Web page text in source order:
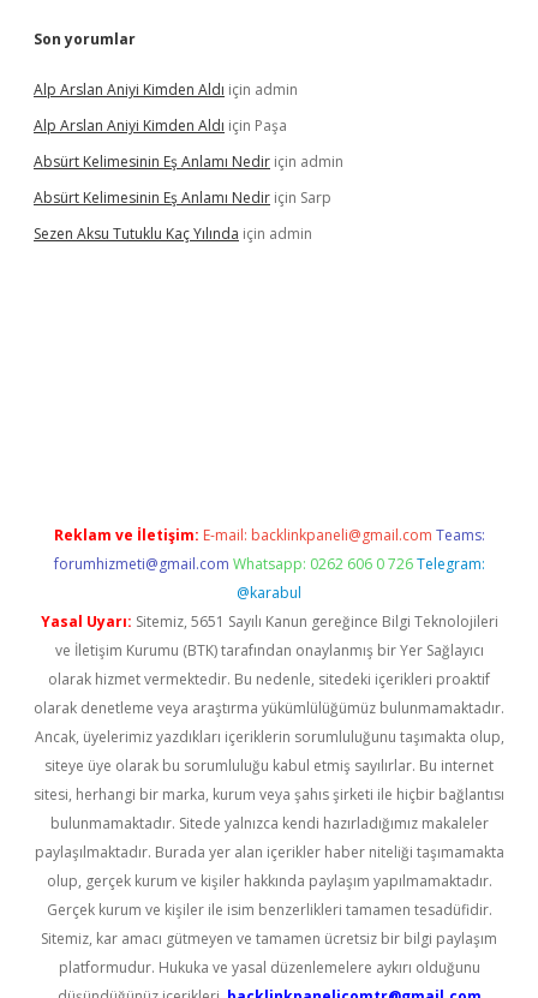
Son yorumlar
Alp Arslan Aniyi Kimden Aldı için admin
Alp Arslan Aniyi Kimden Aldı için Paşa
Absürt Kelimesinin Eş Anlamı Nedir için admin
Absürt Kelimesinin Eş Anlamı Nedir için Sarp
Sezen Aksu Tutuklu Kaç Yılında için admin
Reklam ve İletişim: E-mail: backlinkpaneli@gmail.com Teams:
forumhizmeti@gmail.com Whatsapp: 0262 606 0 726 Telegram:
@karabul
Yasal Uyarı: Sitemiz, 5651 Sayılı Kanun gereğince Bilgi Teknolojileri
ve İletişim Kurumu (BTK) tarafından onaylanmış bir Yer Sağlayıcı
olarak hizmet vermektedir. Bu nedenle, sitedeki içerikleri proaktif
olarak denetleme veya araştırma yükümlülüğümüz bulunmamaktadır.
Ancak, üyelerimiz yazdıkları içeriklerin sorumluluğunu taşımakta olup,
siteye üye olarak bu sorumluluğu kabul etmiş sayılırlar. Bu internet
sitesi, herhangi bir marka, kurum veya şahıs şirketi ile hiçbir bağlantısı
bulunmamaktadır. Sitede yalnızca kendi hazırladığımız makaleler
paylaşılmaktadır. Burada yer alan içerikler haber niteliği taşımamakta
olup, gerçek kurum ve kişiler hakkında paylaşım yapılmamaktadır.
Gerçek kurum ve kişiler ile isim benzerlikleri tamamen tesadüfidir.
Sitemiz, kar amacı gütmeyen ve tamamen ücretsiz bir bilgi paylaşım
platformudur. Hukuka ve yasal düzenlemelere aykırı olduğunu